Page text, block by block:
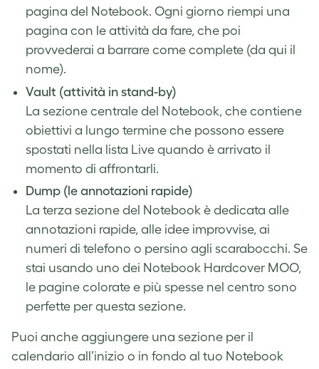
pagina del Notebook. Ogni giorno riempi una
pagina con le attività da fare, che poi
provvederai a barrare come complete (da qui il
nome).
Vault (attività in stand-by)
La sezione centrale del Notebook, che contiene
obiettivi a lungo termine che possono essere
spostati nella lista Live quando è arrivato il
momento di affrontarli.
Dump (le annotazioni rapide)
La terza sezione del Notebook è dedicata alle
annotazioni rapide, alle idee improvvise, ai
numeri di telefono o persino agli scarabocchi. Se
stai usando uno dei Notebook Hardcover MOO,
le pagine colorate e più spesse nel centro sono
perfette per questa sezione.
Puoi anche aggiungere una sezione per il
calendario all’inizio o in fondo al tuo Notebook